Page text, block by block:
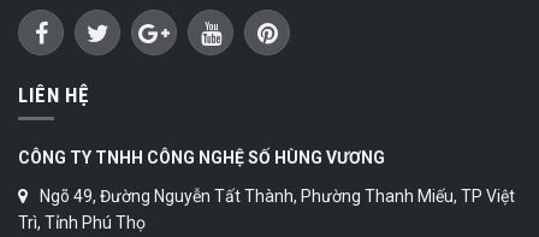
LIÊN HỆ
CÔNG TY TNHH CÔNG NGHỆ SỐ HÙNG VƯƠNG
Ngõ 49, Đường Nguyễn Tất Thành, Phường Thanh Miếu, TP Việt
Trì, Tỉnh Phú Thọ